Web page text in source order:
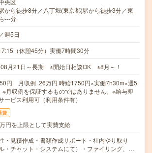
央区
から徒歩8分／八丁堀(東京都)駅から徒歩3分／東
---分
週5日
（休憩45分）実働7時間30分
月21日～長期 ※開始日相談OK ※8月～！
円 月収例 26万円 時給1750円×実働7h30m×週5
※月収例を保証するものではありません。※給与即
ービス利用可（利用条件有）
費
円を上限として実費支給
・見積作成・書類作成サポート・社内やり取り
ル・チャット・システムにて）・ファイリング、…